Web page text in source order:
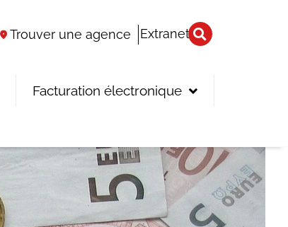
Trouver une agence Extranet
Facturation électronique